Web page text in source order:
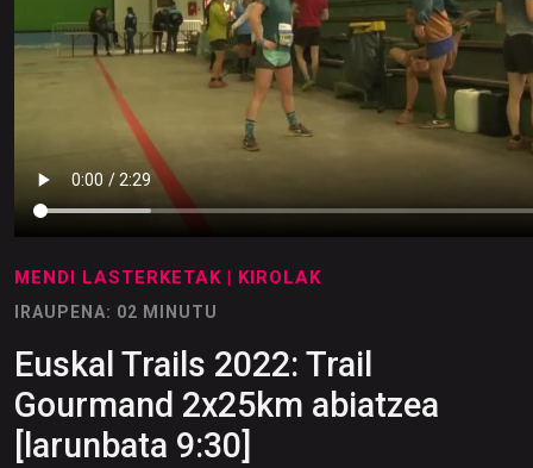
MENDI LASTERKETAK | KIROLAK
IRAUPENA: 02 MINUTU
Euskal Trails 2022: Trail
Gourmand 2x25km abiatzea
[larunbata 9:30]